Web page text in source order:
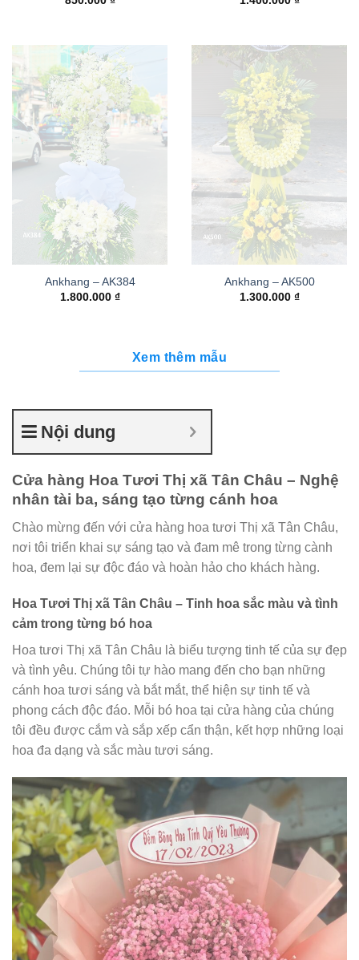
Ankhang – AK384
1.800.000 ₫
Ankhang – AK500
1.300.000 ₫
Xem thêm mẫu
Nội dung
Cửa hàng Hoa Tươi Thị xã Tân Châu – Nghệ
nhân tài ba, sáng tạo từng cánh hoa
Chào mừng đến với cửa hàng hoa tươi Thị xã Tân Châu,
nơi tôi triển khai sự sáng tạo và đam mê trong từng cành
hoa, đem lại sự độc đáo và hoàn hảo cho khách hàng.
Hoa Tươi Thị xã Tân Châu – Tinh hoa sắc màu và tình
cảm trong từng bó hoa
Hoa tươi Thị xã Tân Châu là biểu tượng tinh tế của sự đẹp
và tình yêu. Chúng tôi tự hào mang đến cho bạn những
cánh hoa tươi sáng và bắt mắt, thể hiện sự tinh tế và
phong cách độc đáo. Mỗi bó hoa tại cửa hàng của chúng
tôi đều được cắm và sắp xếp cẩn thận, kết hợp những loại
hoa đa dạng và sắc màu tươi sáng.